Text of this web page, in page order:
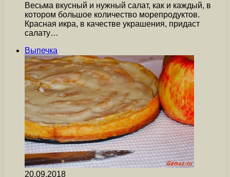
Весьма вкусный и нужный салат, как и каждый, в
котором большое количество морепродуктов.
Красная икра, в качестве украшения, придаст
салату…
Выпечка
20.09.2018